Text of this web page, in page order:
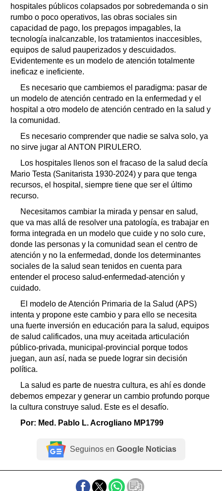
hospitales públicos colapsados por sobredemanda o sin
rumbo o poco operativos, las obras sociales sin
capacidad de pago, los prepagos impagables, la
tecnología inalcanzable, los tratamientos inaccesibles,
equipos de salud pauperizados y descuidados.
Evidentemente es un modelo de atención totalmente
ineficaz e ineficiente.
Es necesario que cambiemos el paradigma: pasar de
un modelo de atención centrado en la enfermedad y el
hospital a otro modelo de atención centrado en la salud y
la comunidad.
Es necesario comprender que nadie se salva solo, ya
no sirve jugar al ANTON PIRULERO.
Los hospitales llenos son el fracaso de la salud decía
Mario Testa (Sanitarista 1930-2024) y para que tenga
recursos, el hospital, siempre tiene que ser el último
recurso.
Necesitamos cambiar la mirada y pensar en salud,
que va mas allá de resolver una patología, es trabajar en
forma integrada en un modelo que cuide y no solo cure,
donde las personas y la comunidad sean el centro de
atención y no la enfermedad, donde los determinantes
sociales de la salud sean tenidos en cuenta para
entender el proceso salud-enfermedad-atención y
cuidado.
El modelo de Atención Primaria de la Salud (APS)
intenta y propone este cambio y para ello se necesita
una fuerte inversión en educación para la salud, equipos
de salud calificados, una muy aceitada articulación
público-privada, municipal-provincial porque todos
juegan, aun así, nada se puede lograr sin decisión
política.
La salud es parte de nuestra cultura, es ahí es donde
debemos empezar y generar un cambio profundo porque
la cultura construye salud. Este es el desafío.
Por: Med. Pablo L. Acrogliano MP1799
Seguinos en Google Noticias